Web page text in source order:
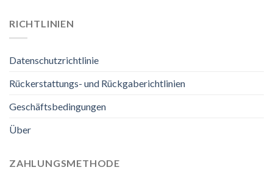
RICHTLINIEN
Datenschutzrichtlinie
Rückerstattungs- und Rückgaberichtlinien
Geschäftsbedingungen
Über
ZAHLUNGSMETHODE